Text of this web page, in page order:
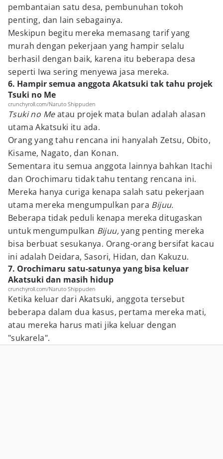
pembantaian satu desa, pembunuhan tokoh
penting, dan lain sebagainya.
Meskipun begitu mereka memasang tarif yang
murah dengan pekerjaan yang hampir selalu
berhasil dengan baik, karena itu beberapa desa
seperti Iwa sering menyewa jasa mereka.
6. Hampir semua anggota Akatsuki tak tahu projek
Tsuki no Me
crunchyroll.com/Naruto Shippuden
Tsuki no Meatau projek mata bulan adalah alasan
utama Akatsuki itu ada.
Orang yang tahu rencana ini hanyalah Zetsu, Obito,
Kisame, Nagato, dan Konan.
Sementara itu semua anggota lainnya bahkan Itachi
dan Orochimaru tidak tahu tentang rencana ini.
Mereka hanya curiga kenapa salah satu pekerjaan
utama mereka mengumpulkan para Bijuu.
Beberapa tidak peduli kenapa mereka ditugaskan
untuk mengumpulkan Bijuu,yang penting mereka
bisa berbuat sesukanya. Orang-orang bersifat kacau
ini adalah Deidara, Sasori, Hidan, dan Kakuzu.
7. Orochimaru satu-satunya yang bisa keluar
Akatsuki dan masih hidup
crunchyroll.com/Naruto Shippuden
Ketika keluar dari Akatsuki, anggota tersebut
beberapa dalam dua kasus, pertama mereka mati,
atau mereka harus mati jika keluar dengan
"sukarela".